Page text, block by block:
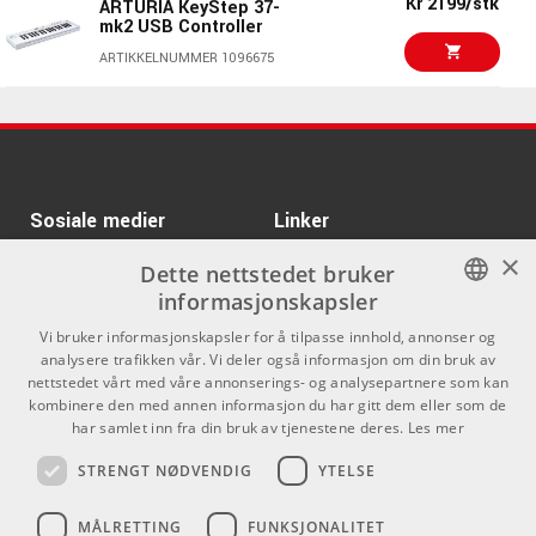
Polyfonisk step-sequencer med pattern chaining; opptak
av arp til sekvens; opptil 64 trinn
16-modus arpeggiator (inkl. Poly, Walk, Pattern,
spiller
2 kapasitive berøringsstriper for pitch-bend og
Live-kontroller inkl. gate-length og ytelsesglidebrytere for
justeringer i sanntid
Akkord- og skalamoduser
USB-C-buss-strøm / MIDI (klassekompatibel)
MIDI DIN inn/ut + 3,5 mm synkronisering inn/ut
CV/Gate-utganger: Pitch, Gate, Mod 1, Mod 2 (kan
tilordnes: velocity, aftertouch, wheel og mer)
Sustain-/expressionpedalinngang (TRS)
Strømbryter + Kensington-låsespor
ARTURIA Minilab 3 WH Kr 1175/stk
Champagne
ARTIKKELNUMMER 1094419
Kr 1175/stk
ARTURIA KeyStep 37-
mk2 USB Controller
ARTIKKELNUMMER 1096675
Sosiale medier Linker
Om Oss
Kontakt oss
Kjøpsvilkår
Butikken
Varemerker
NORWEGIAN
×
Dette nettstedet bruker
informasjonskapsler
Vi bruker informasjonskapsler for å tilpasse innhold, annonser og
analysere trafikken vår. Vi deler også informasjon om din bruk av
nettstedet vårt med våre annonserings- og analysepartnere som kan
kombinere den med annen informasjon du har gitt dem eller som de
har samlet inn fra din bruk av tjenestene deres. Les mer
STRENGT NØDVENDIG YTELSE
MÅLRETTING FUNKSJONALITET